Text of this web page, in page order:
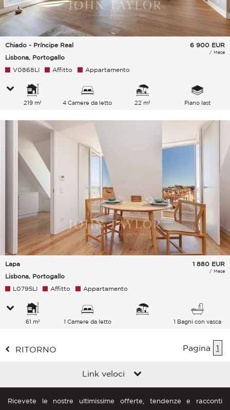
Chiado - Príncipe Real
Lisbona, Portogallo
6 900 EUR
/ Mese
V0868LI Affitto Appartamento
219 m² 4 Camere da letto 22 m² Piano last
Lapa
Lisbona, Portogallo
1 880 EUR
/ Mese
L0795LI Affitto Appartamento
61 m² 1 Camere da letto 1 Bagni con vasca
RITORNO Pagina 1
Link veloci
Ricevete le nostre ultimissime offerte, tendenze e racconti